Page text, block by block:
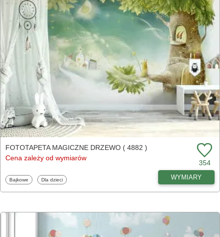
FOTOTAPETA MAGICZNE DRZEWO ( 4882 )
Cena zależy od wymiarów
354
Fototapety
Bajkowe Fototapety
Dla dzieci WYMIARY